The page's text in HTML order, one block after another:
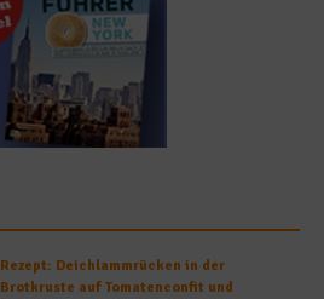
Rezept: Deichlammrücken in der
Brotkruste auf Tomatenconfit und